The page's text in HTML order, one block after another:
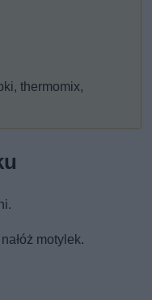
thermomix,
motylek.